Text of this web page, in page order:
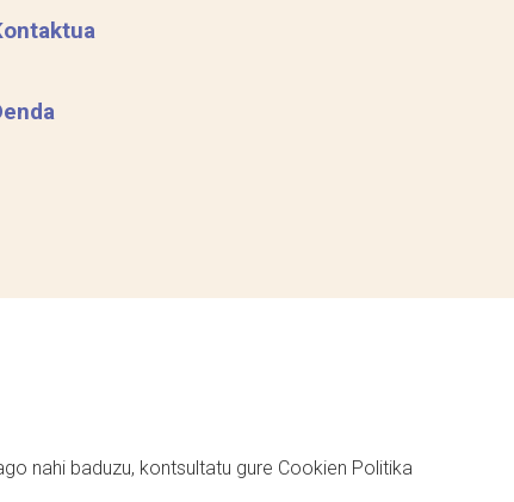
nahi baduzu, kontsultatu gure Cookien Politika